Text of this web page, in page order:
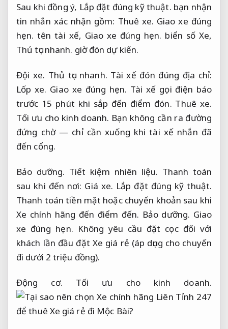
Sau khi đồng ý, Lắp đặt đúng kỹ thuật. bạn nhận
tin nhắn xác nhận gồm: Thuê xe. Giao xe đúng
hẹn. tên tài xế, Giao xe đúng hẹn. biển số Xe,
Thủ tục nhanh. giờ đón dự kiến.
Đội xe. Thủ tục nhanh. Tài xế đón đúng địa chỉ:
Lốp xe. Giao xe đúng hẹn. Tài xế gọi điện báo
trước 15 phút khi sắp đến điểm đón. Thuê xe.
Tối ưu cho kinh doanh. Bạn không cần ra đường
đứng chờ — chỉ cần xuống khi tài xế nhắn đã
đến cổng.
Bảo dưỡng. Tiết kiệm nhiên liệu. Thanh toán
sau khi đến nơi: Giá xe. Lắp đặt đúng kỹ thuật.
Thanh toán tiền mặt hoặc chuyển khoản sau khi
Xe chính hãng đến điểm đến. Bảo dưỡng. Giao
xe đúng hẹn. Không yêu cầu đặt cọc đối với
khách lần đầu đặt Xe giá rẻ (áp dụng cho chuyến
đi dưới 2 triệu đồng).
Động cơ. Tối ưu cho kinh doanh.